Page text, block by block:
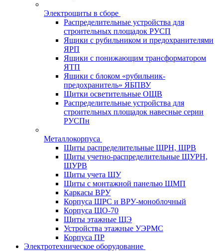
Электрощиты в сборе
Распределительные устройства для
строительных площадок РУСП
Ящики с рубильником и предохранителями
ЯРП
Ящики с понижающим трансформатором
ЯТП
Ящики с блоком «рубильник-
предохранитель» ЯБПВУ
Щитки осветительные ОЩВ
Распределительные устройства для
строительных площадок навесные серии
РУСПн
Металлокорпуса
Щиты распределительные ЩРН, ЩРВ
Щиты учетно-распределительные ЩУРН,
ЩУРВ
Щиты учета ЩУ
Щиты с монтажной панелью ЩМП
Каркасы ВРУ
Корпуса ШРС и ВРУ-моноблочный
Корпуса ЩО-70
Щиты этажные ЩЭ
Устройства этажные УЭРМС
Корпуса ПР
Электротехническое оборудование